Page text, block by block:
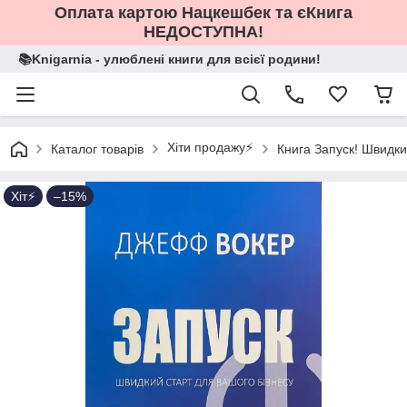
Оплата картою Нацкешбек та єКнига
НЕДОСТУПНА!
📚Knigarnia - улюблені книги для всієї родини!
Каталог товарів Хіти продажу⚡️ Книга Запуск!
Хіт⚡️ –15%